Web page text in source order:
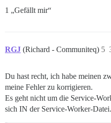
1 „Gefällt mir“
RGJ (Richard - Communiteq) 5
Du hast recht, ich habe meinen
meine Fehler zu korrigieren.
Es geht nicht um die Service-
sich IN der Service-Worker-Datei.